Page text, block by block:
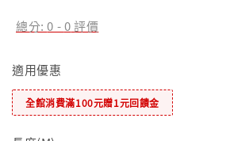
總分:0 -0評價
適用優惠
全館消費滿100元贈1元回饋金